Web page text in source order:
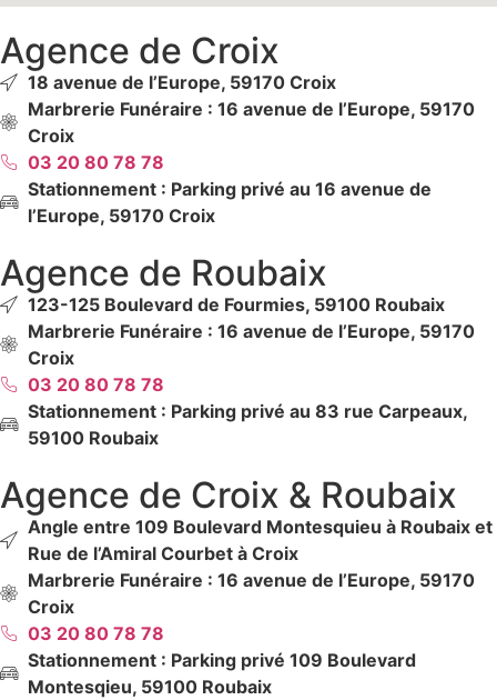
Agence de Croix
18 avenue de l’Europe, 59170 Croix
Marbrerie Funéraire : 16 avenue de l’Europe, 59170
Croix
03 20 80 78 78
Stationnement : Parking privé au 16 avenue de
l’Europe, 59170 Croix
Agence de Roubaix
123-125 Boulevard de Fourmies, 59100 Roubaix
Marbrerie Funéraire : 16 avenue de l’Europe, 59170
Croix
03 20 80 78 78
Stationnement : Parking privé au 83 rue Carpeaux,
59100 Roubaix
Agence de Croix & Roubaix
Angle entre 109 Boulevard Montesquieu à Roubaix et
Rue de l’Amiral Courbet à Croix
Marbrerie Funéraire : 16 avenue de l’Europe, 59170
Croix
03 20 80 78 78
Stationnement : Parking privé 109 Boulevard
Montesqieu, 59100 Roubaix